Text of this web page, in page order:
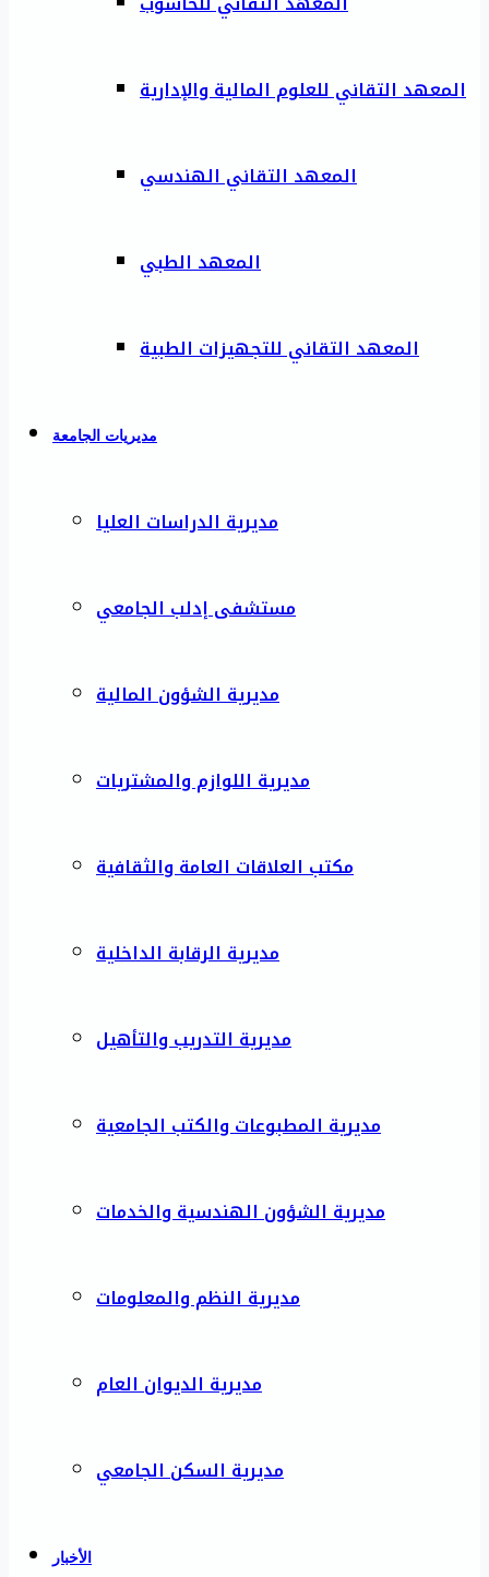
المعهد التقاني للعلوم المالية والإدارية
المعهد التقاني الهندسي
المعهد الطبي
المعهد التقاني للتجهيزات الطبية
مديريات الجامعة
مديرية الدراسات العليا
مستشفى إدلب الجامعي
مديرية الشؤون المالية
مديرية اللوازم والمشتريات
مكتب العلاقات العامة والثقافية
مديرية الرقابة الداخلية
مديرية التدريب والتأهيل
مديرية المطبوعات والكتب الجامعية
مديرية الشؤون الهندسية والخدمات
مديرية النظم والمعلومات
مديرية الديوان العام
مديرية السكن الجامعي
الأخبار